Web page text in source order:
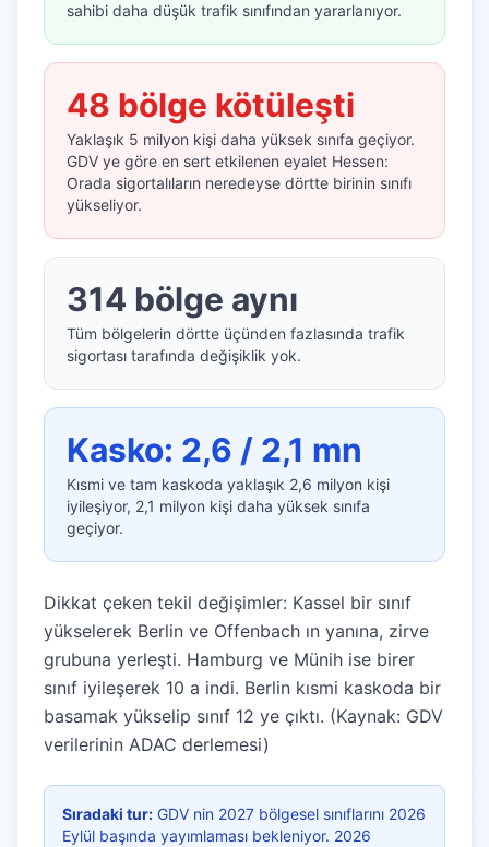
sahibi daha düşük trafik sınıfından yararlanıyor.
48 bölge kötüleşti
Yaklaşık 5 milyon kişi daha yüksek sınıfa geçiyor.
GDV ye göre en sert etkilenen eyalet Hessen:
Orada sigortalıların neredeyse dörtte birinin sınıfı
yükseliyor.
314 bölge aynı
Tüm bölgelerin dörtte üçünden fazlasında trafik
sigortası tarafında değişiklik yok.
Kasko: 2,6 / 2,1 mn
Kısmi ve tam kaskoda yaklaşık 2,6 milyon kişi
iyileşiyor, 2,1 milyon kişi daha yüksek sınıfa
geçiyor.
Dikkat çeken tekil değişimler: Kassel bir sınıf
yükselerek Berlin ve Offenbach ın yanına, zirve
grubuna yerleşti. Hamburg ve Münih ise birer
sınıf iyileşerek 10 a indi. Berlin kısmi kaskoda bir
basamak yükselip sınıf 12 ye çıktı. (Kaynak: GDV
verilerinin ADAC derlemesi)
Sıradaki tur: GDV nin 2027 bölgesel sınıflarını 2026
Eylül başında yayımlaması bekleniyor. 2026